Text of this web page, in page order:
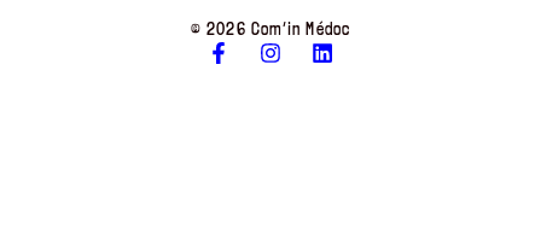
© 2026 Com’in Médoc